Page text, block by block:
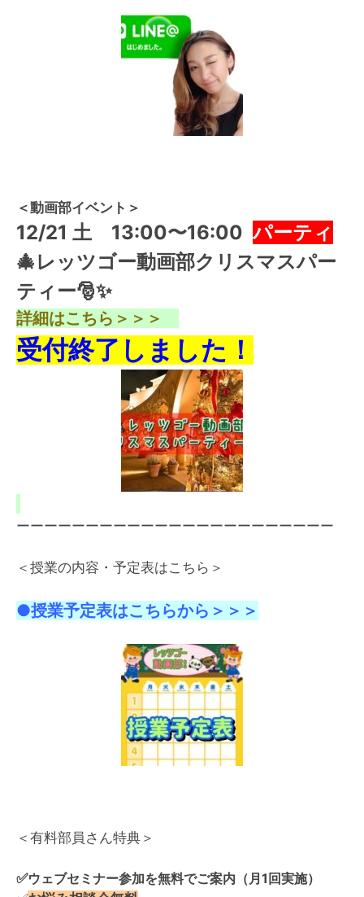
＜動画部イベント＞
12/21 土 13:00〜16:00 パーティ
🎄レッツゴー動画部クリスマスパー
ティー🎅✨
詳細はこちら＞＞＞
受付終了しました！
ーーーーーーーーーーーーーーーーーーーーーーー
＜授業の内容・予定表はこちら＞
●授業予定表はこちらから＞＞＞
＜有料部員さん特典＞
✅ウェブセミナー参加を無料でご案内（月1回実施）